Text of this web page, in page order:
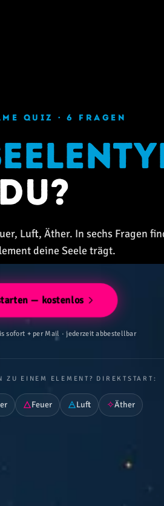
QUIZ · 6 FRAGEN
du?
Luft, Äther. In sechs Fragen
deine Seele trägt.
— kostenlos
sofort + per Mail · jederzeit abbestellbar
ZU EINEM ELEMENT? DIREKTSTART:
🜂Feuer 🜁Luft ✧Äther